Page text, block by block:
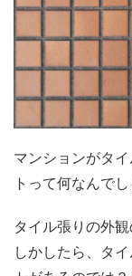
マンションがタ
トって何なんで
タイル張りの外
しかしたら、タ